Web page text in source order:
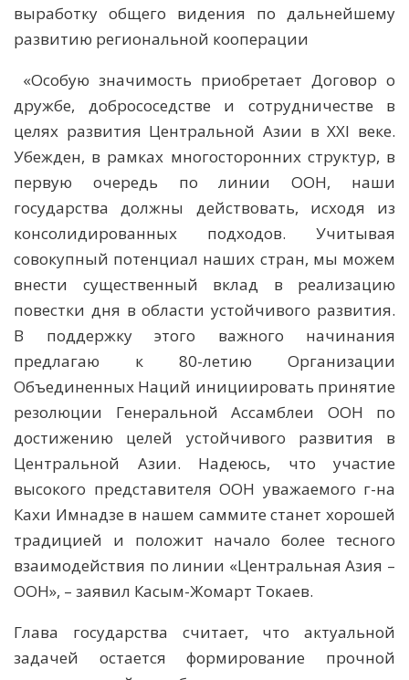
выработку общего видения по дальнейшему
развитию региональной кооперации
«Особую значимость приобретает Договор о
дружбе, добрососедстве и сотрудничестве в
целях развития Центральной Азии в XXI веке.
Убежден, в рамках многосторонних структур, в
первую очередь по линии ООН, наши
государства должны действовать, исходя из
консолидированных подходов. Учитывая
совокупный потенциал наших стран, мы можем
внести существенный вклад в реализацию
повестки дня в области устойчивого развития.
В поддержку этого важного начинания
предлагаю к 80-летию Организации
Объединенных Наций инициировать принятие
резолюции Генеральной Ассамблеи ООН по
достижению целей устойчивого развития в
Центральной Азии. Надеюсь, что участие
высокого представителя ООН уважаемого г-на
Кахи Имнадзе в нашем саммите станет хорошей
традицией и положит начало более тесного
взаимодействия по линии «Центральная Азия –
ООН», – заявил Касым-Жомарт Токаев.
Глава государства считает, что актуальной
задачей остается формирование прочной